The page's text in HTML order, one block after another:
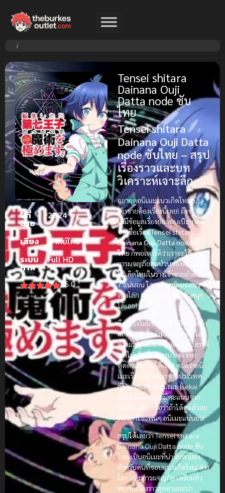
ปีที่
ฉาย
2024
เสียง
พากย์ไทย
ระบบ
ภาพ
Full HD
25.0
Tensei shitara
Dainana Ouji
Datta node ซับ
ไทย
Tensei shitara
Dainana Ouji Datta
node ซับไทย – สรุป
เรื่องราวและบท
วิเคราะห์เจาะลึก
อยากดูอนิเมะแนวเกิดใหม่เป็น
เจ้าชายต้องเรื่องนี้เลย! ถึงจะยัง
ไม่มีข้อมูลเรื่องย่อแบบเป๊ะๆ แต่
จากชื่อเรื่องTensei shitara
Dainana Ouji Datta node ซับ
ไทยก็พอเดาได้ว่าเราจะได้เห็น
การผจญภัยสุดป่วนของตัวเอกที่
ไปเกิดใหม่ในร่างเจ้าชายลำดับที่
7 แน่นอน ใครชอบอนิเมะแนว
ต่างโลก (Isekai) เตรียมตัวสนุก
ได้เลย!
ถึงจะยังไม่มีข้อมูลผู้กำกับและนัก
แสดง แต่เชื่อว่าทีมงานน่าจะใส่
ความสนุกและความคิดสร้างสรรค์
เข้าไปเต็มที่แน่นอน อดใจรอ
ติดตามชมกันได้เลย! คาดว่าอนิ
เมะเรื่องนี้น่าจะมาจากประเทศ
ญี่ปุ่นตามสไตล์อนิเมะ Isekai
ทั่วไป ถึงจะยังไม่มีคะแนนจาก
IMDB แต่เราเชื่อว่าถ้าได้ดูแล้วจะ
ต้องถูกใจแฟนๆ อนิเมะแน่นอน
สรุปได้เลยว่า Tensei shitara
Dainana Ouji Datta node ซับ
ไทย เป็นอนิเมะที่น่าจับตามอง
สำหรับคนที่ชอบแนวเกิดใหม่ ต่าง
โลก และการผจญภัย เตรียมตัว
พบกับเรื่องราวสุดฮาและน่า